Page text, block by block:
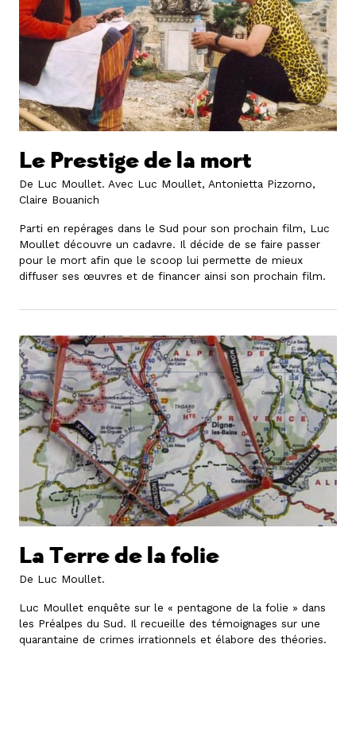
Le Prestige de la mort
De Luc Moullet. Avec Luc Moullet, Antonietta Pizzorno,
Claire Bouanich
Parti en repérages dans le Sud pour son prochain film, Luc
Moullet découvre un cadavre. Il décide de se faire passer
pour le mort afin que le scoop lui permette de mieux
diffuser ses œuvres et de financer ainsi son prochain film.
La Terre de la folie
De Luc Moullet.
Luc Moullet enquête sur le « pentagone de la folie » dans
les Préalpes du Sud. Il recueille des témoignages sur une
quarantaine de crimes irrationnels et élabore des théories.